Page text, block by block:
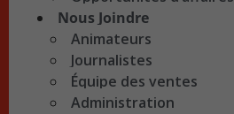
Nous Joindre
Animateurs
Journalistes
Équipe des ventes
Administration